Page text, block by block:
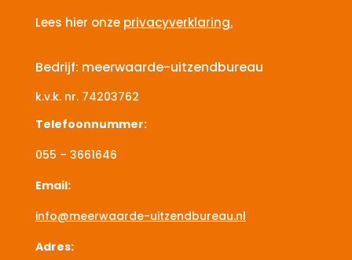
Lees hier onze privacyverklaring.
Bedrijf: meerwaarde-uitzendbureau
k.v.k. nr.74203762
Telefoonnummer:
055 – 3661646
Email:
info@meerwaarde-uitzendbureau.nl
Adres: